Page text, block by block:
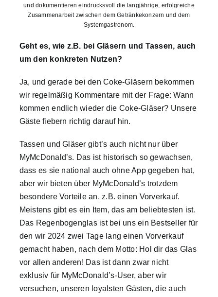
und dokumentieren eindrucksvoll die langjährige, erfolgreiche
Zusammenarbeit zwischen dem Getränkekonzern und dem
Systemgastronom.
Geht es, wie z.B. bei Gläsern und Tassen, auch
um den konkreten Nutzen?
Ja, und gerade bei den Coke-Gläsern bekommen
wir regelmäßig Kommentare mit der Frage: Wann
kommen endlich wieder die Coke-Gläser? Unsere
Gäste fiebern richtig darauf hin.
Tassen und Gläser gibt’s auch nicht nur über
MyMcDonald’s. Das ist historisch so gewachsen,
dass es sie national auch ohne App gegeben hat,
aber wir bieten über MyMcDonald’s trotzdem
besondere Vorteile an, z.B. einen Vorverkauf.
Meistens gibt es ein Item, das am beliebtesten ist.
Das Regenbogenglas ist bei uns ein Bestseller für
den wir 2024 zwei Tage lang einen Vorverkauf
gemacht haben, nach dem Motto: Hol dir das Glas
vor allen anderen! Das ist dann zwar nicht
exklusiv für MyMcDonald’s-User, aber wir
versuchen, unseren loyalsten Gästen, die auch